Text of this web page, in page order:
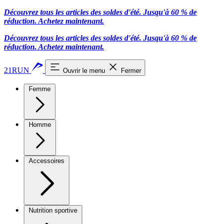
Découvrez tous les articles des soldes d'été. Jusqu'à 60 % de
réduction. Achetez maintenant.
Découvrez tous les articles des soldes d'été. Jusqu'à 60 % de
réduction. Achetez maintenant.
21RUN Ouvrir le menu Fermer
Femme
Homme
Accessoires
Nutrition sportive